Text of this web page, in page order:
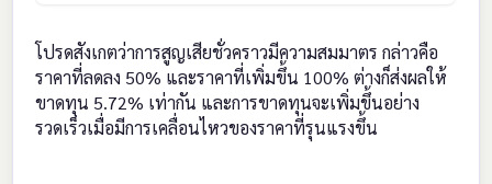
โปรดสังเกตว่าการสูญเสียชั่วคราวมีความสมมาตร กล่าวคือ
ราคาที่ลดลง 50% และราคาที่เพิ่มขึ้น 100% ต่างก็ส่งผลให้
ขาดทุน 5.72% เท่ากัน และการขาดทุนจะเพิ่มขึ้นอย่าง
รวดเร็วเมื่อมีการเคลื่อนไหวของราคาที่รุนแรงขึ้น